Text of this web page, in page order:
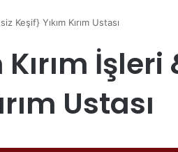
Keşif} Yıkım Kırım Ustası
Ustası